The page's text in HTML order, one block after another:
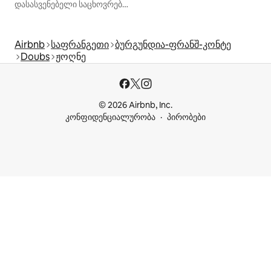
დასასვენებელი საცხოვრებლები
Airbnb საფრანგეთი ბურგუნდია-ფრანშ-კონტე
Doubs ჟოღნე
© 2026 Airbnb, Inc.
კონფიდენციალურობა
პირობები